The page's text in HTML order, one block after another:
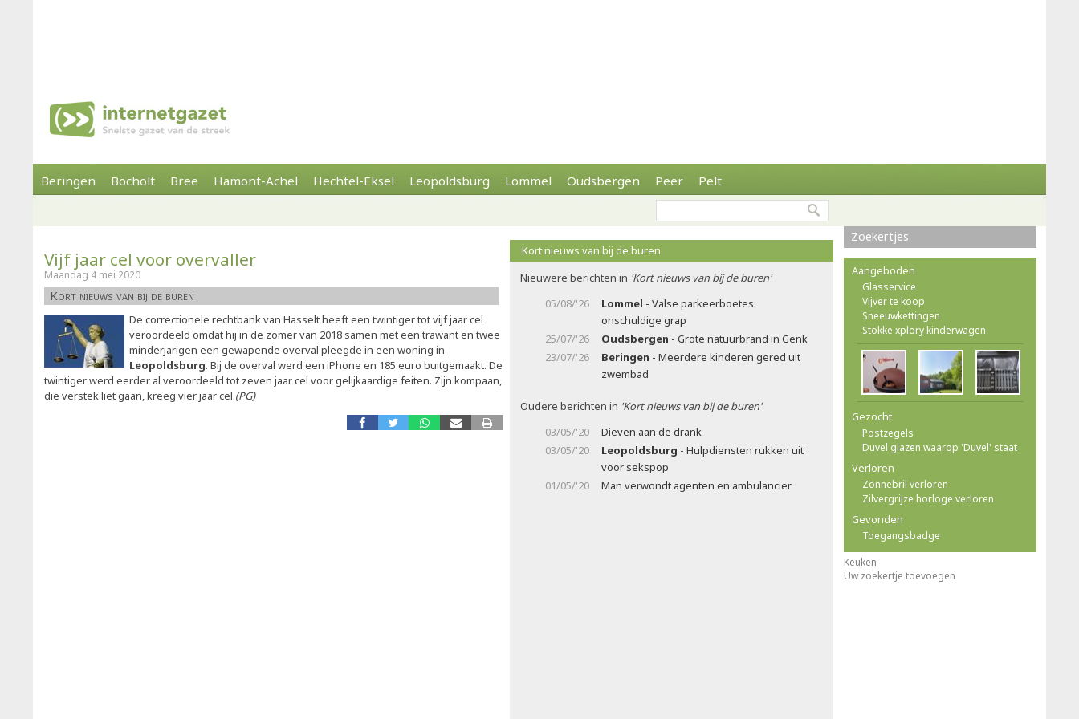
Beringen Bocholt Bree Hamont-Achel Hechtel-Eksel Leopoldsburg Lommel Oudsbergen Peer Pelt
Vijf jaar cel voor overvaller
Maandag 4 mei 2020
Kort nieuws van bij de buren
De correctionele rechtbank van Hasselt heeft een twintiger tot vijf jaar cel
veroordeeld omdat hij in de zomer van 2018 samen met een trawant en twee
minderjarigen een gewapende overval pleegde in een woning in
Leopoldsburg. Bij de overval werd een iPhone en 185 euro buitgemaakt. De
twintiger werd eerder al veroordeeld tot zeven jaar cel voor gelijkaardige feiten. Zijn kompaan,
die verstek liet gaan, kreeg vier jaar cel.(PG)
Kort nieuws van bij de buren
Nieuwere berichten in 'Kort nieuws van bij de buren'
05/08/'26
Lommel - Valse parkeerboetes:
onschuldige grap
25/07/'26
Oudsbergen - Grote natuurbrand in Genk
23/07/'26
Beringen - Meerdere kinderen gered uit
zwembad
Oudere berichten in 'Kort nieuws van bij de buren'
03/05/'20
Dieven aan de drank
03/05/'20
Leopoldsburg - Hulpdiensten rukken uit
voor sekspop
01/05/'20
Man verwondt agenten en ambulancier
Zoekertjes
Aangeboden
Glasservice
Vijver te koop
Sneeuwkettingen
Stokke xplory kinderwagen
Gezocht
Postzegels
Duvel glazen waarop 'Duvel' staat
Verloren
Zonnebril verloren
Zilvergrijze horloge verloren
Gevonden
Toegangsbadge
Keuken
Uw zoekertje toevoegen